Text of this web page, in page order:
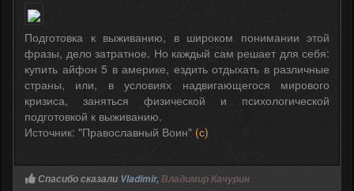
Подготовка к выживанию, в широком понимании этой
фразы, дело затратное. Но каждый сам решает для себя:
купить айфон 5 в америке, ездить отдыхать в различные
страны, или, в условиях надвигающегося мирового
кризиса, заняться физической и психологической
подготовкой к выживанию.
Источник: "Православный Воин" (с)
Спасибо сказали Vladimir, Владимир Качурин